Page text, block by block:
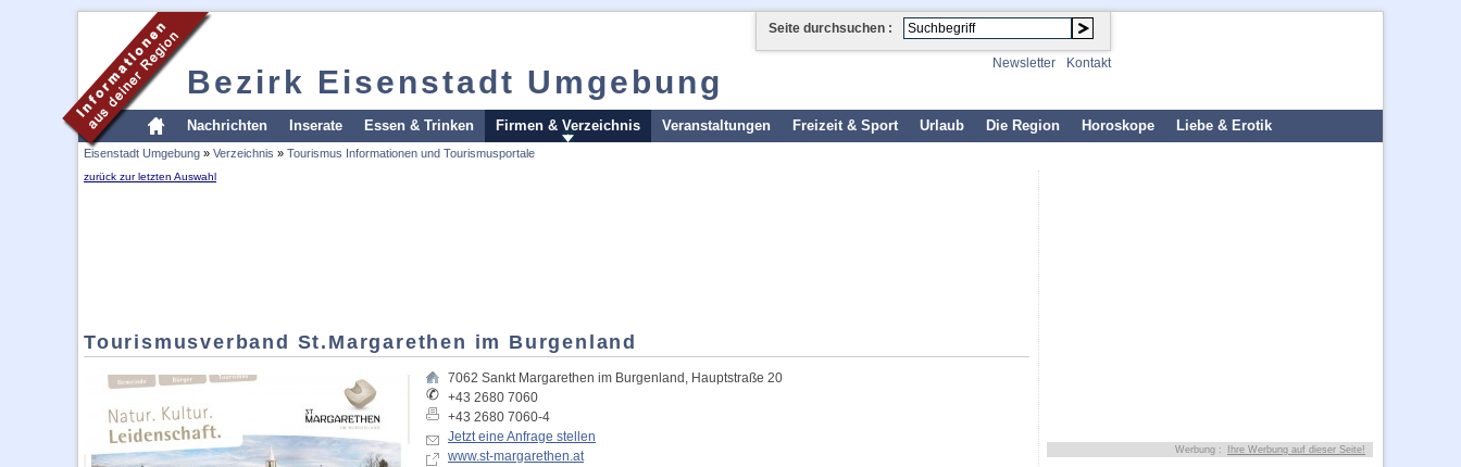
Bezirk Eisenstadt Umgebung
Seite durchsuchen :
Newsletter Kontakt
Nachrichten Inserate Essen & Trinken Firmen & Verzeichnis Veranstaltungen Freizeit & Sport Urlaub Die Region Horoskope Liebe & Erotik
Eisenstadt Umgebung » Verzeichnis » Tourismus Informationen und Tourismusportale
zurück zur letzten Auswahl
Tourismusverband St.Margarethen im Burgenland
7062 Sankt Margarethen im Burgenland , Hauptstraße 20
+43 2680 7060
+43 2680 7060-4
Jetzt eine Anfrage stellen
www.st-margarethen.at
Werbung : Ihre Werbung auf dieser Seite!